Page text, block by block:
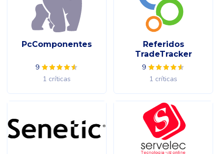
PcComponentes
9
1 críticas
Referidos
TradeTracker
9
1 críticas